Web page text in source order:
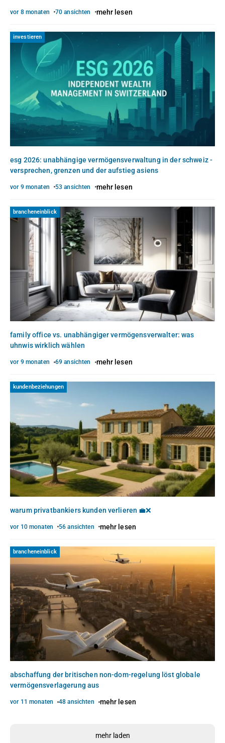
vor 8 monaten 70 ansichten mehr lesen
investieren
esg 2026: unabhängige vermögensverwaltung in der schweiz -
versprechen, grenzen und der aufstieg asiens
vor 9 monaten 53 ansichten mehr lesen
brancheneinblick
family office vs. unabhängiger vermögensverwalter: was
uhnwis wirklich wählen
vor 9 monaten 69 ansichten mehr lesen
kundenbeziehungen
warum privatbankiers kunden verlieren 💼❌
vor 10 monaten 56 ansichten mehr lesen
brancheneinblick
abschaffung der britischen non-dom-regelung löst globale
vermögensverlagerung aus
vor 11 monaten 48 ansichten mehr lesen
mehr laden